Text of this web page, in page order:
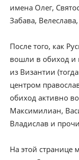
имена Олег,
Забава,
После того, как
вошли в обиход и
из Византии
центром
обиход активно
Максимилиан,
Владислав и
На этой странице